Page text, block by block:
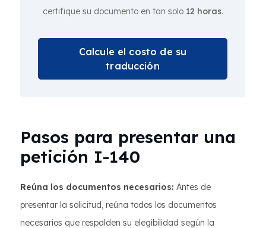
certifique su documento en tan solo 12 horas.
Calcule el costo de su
traducción
Pasos para presentar una
petición I-140
Reúna los documentos necesarios: Antes de
presentar la solicitud, reúna todos los documentos
necesarios que respalden su elegibilidad según la